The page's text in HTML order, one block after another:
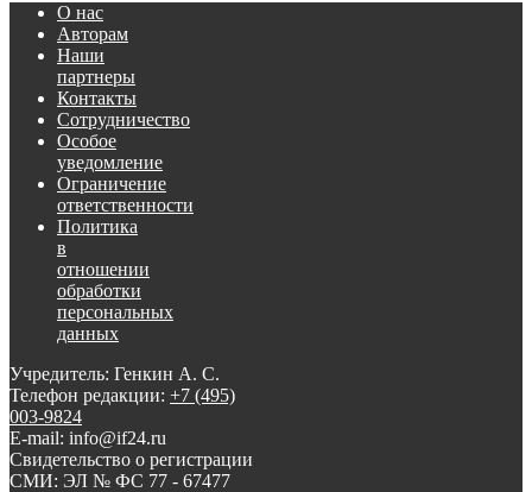
О нас
Авторам
Наши
партнеры
Контакты
Сотрудничество
Особое
уведомление
Ограничение
ответственности
Политика
в
отношении
обработки
персональных
данных
Учредитель: Генкин А. С.
Телефон редакции: +7 (495)
003-9824
E-mail: info@if24.ru
Свидетельство о регистрации
СМИ: ЭЛ № ФС 77 - 67477